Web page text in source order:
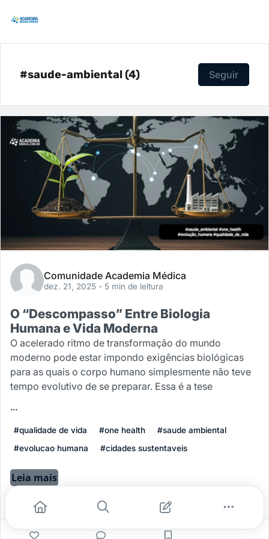
#saude-ambiental (4) Seguir
Comunidade Academia Médica
dez. 21, 2025 - 5 min de leitura
O “Descompasso” Entre Biologia
Humana e Vida Moderna
O acelerado ritmo de transformação do mundo
moderno pode estar impondo exigências biológicas
para as quais o corpo humano simplesmente não teve
tempo evolutivo de se preparar. Essa é a tese
...
#qualidade de vida #one health
#saude ambiental
#evolucao humana
#cidades sustentaveis
Leia mais